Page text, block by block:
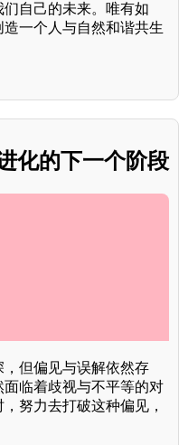
自己的未来。唯有如
一个人与自然和谐共生
化的下一个阶段
但偏见与误解依然存
临着歧视与不平等的对
努力去打破这种偏见，